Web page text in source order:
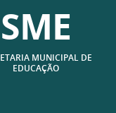
SME
MUNICIPAL DE
EDUCAÇÃO